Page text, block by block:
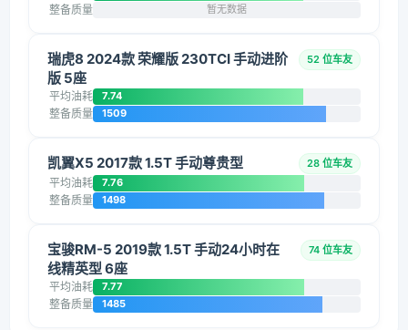
整备质量 暂无数据
瑞虎8 2024款 荣耀版 230TCI 手动进阶
版 5座
52 位车友
平均油耗 7.74
整备质量 1509
凯翼X5 2017款 1.5T 手动尊贵型 28 位车友
平均油耗 7.76
整备质量 1498
宝骏RM-5 2019款 1.5T 手动24小时在
线精英型 6座
74 位车友
平均油耗 7.77
整备质量 1485